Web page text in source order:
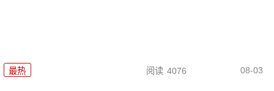
最热 阅读 4076 08-03